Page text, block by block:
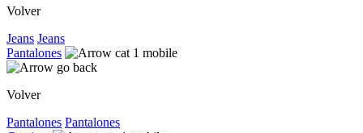
Volver
Jeans Jeans
Pantalones
Volver
Pantalones Pantalones